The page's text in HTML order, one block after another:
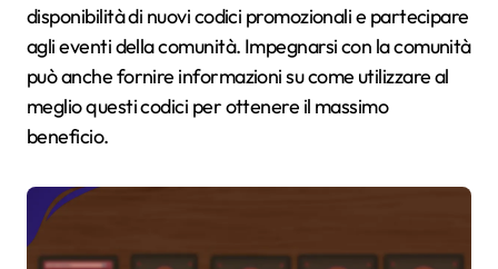
disponibilità di nuovi codici promozionali e partecipare
agli eventi della comunità. Impegnarsi con la comunità
può anche fornire informazioni su come utilizzare al
meglio questi codici per ottenere il massimo
beneficio.